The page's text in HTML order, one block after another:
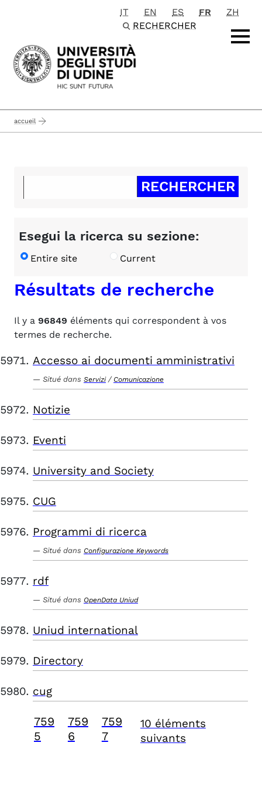
Passa al contenuto principale
IT EN ES FR
ZH
RECHERCHER
accueil
Esegui la ricerca su sezione:
Entire site Current
Résultats de recherche
Il y a 96849 éléments qui correspondent à vos
termes de recherche.
Accesso ai documenti amministrativi
Situé dans Servizi / Comunicazione
Notizie
Eventi
University and Society
CUG
Programmi di ricerca
Situé dans Configurazione Keywords
rdf
Situé dans OpenData Uniud
Uniud international
Directory
cug
759
5
759
6
759
7
10 éléments
suivants